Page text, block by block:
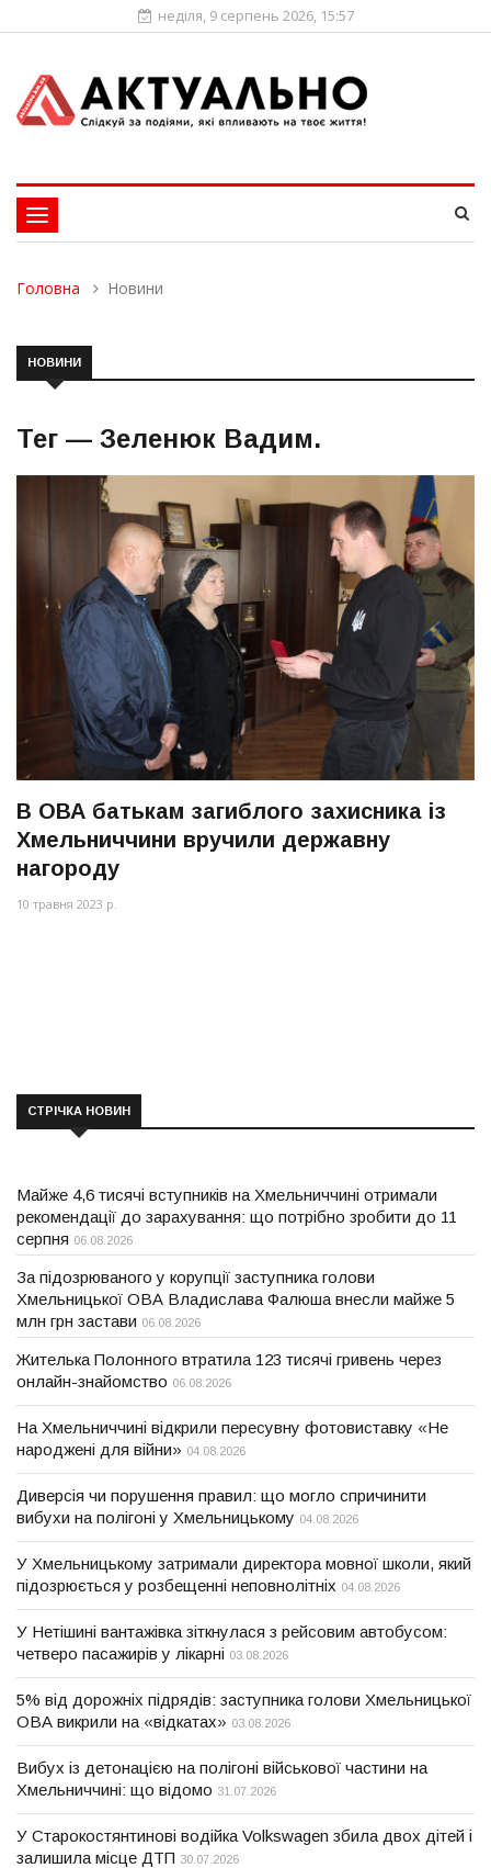
неділя, 9 серпень 2026, 15:57
Toggle
navigation
Головна Новини
НОВИНИ
Тег — Зеленюк Вадим.
В ОВА батькам загиблого захисника із
Хмельниччини вручили державну
нагороду
10 травня 2023 р.
СТРІЧКА НОВИН
Майже 4,6 тисячі вступників на Хмельниччині отримали
рекомендації до зарахування: що потрібно зробити до 11
серпня 06.08.2026
За підозрюваного у корупції заступника голови
Хмельницької ОВА Владислава Фалюша внесли майже 5
млн грн застави 06.08.2026
Жителька Полонного втратила 123 тисячі гривень через
онлайн-знайомство 06.08.2026
На Хмельниччині відкрили пересувну фотовиставку «Не
народжені для війни» 04.08.2026
Диверсія чи порушення правил: що могло спричинити
вибухи на полігоні у Хмельницькому 04.08.2026
У Хмельницькому затримали директора мовної школи, який
підозрюється у розбещенні неповнолітніх 04.08.2026
У Нетішині вантажівка зіткнулася з рейсовим автобусом:
четверо пасажирів у лікарні 03.08.2026
5% від дорожніх підрядів: заступника голови Хмельницької
ОВА викрили на «відкатах» 03.08.2026
Вибух із детонацією на полігоні військової частини на
Хмельниччині: що відомо 31.07.2026
У Старокостянтинові водійка Volkswagen збила двох дітей і
залишила місце ДТП 30.07.2026